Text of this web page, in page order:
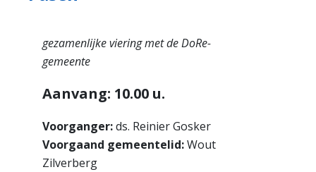
gezamenlijke viering met de DoRe-
gemeente
Aanvang: 10.00 u.
Voorganger:ds. Reinier Gosker
Voorgaand gemeentelid:Wout
Zilverberg